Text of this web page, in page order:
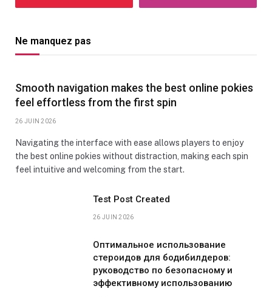
Ne manquez pas
Smooth navigation makes the best online pokies
feel effortless from the first spin
26 JUIN 2026
Navigating the interface with ease allows players to enjoy
the best online pokies without distraction, making each spin
feel intuitive and welcoming from the start.
Test Post Created
26 JUIN 2026
Оптимальное использование
стероидов для бодибилдеров:
руководство по безопасному и
эффективному использованию